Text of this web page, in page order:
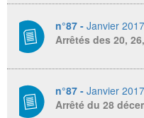
n°87 - Janvier 2017
Arrêtés des 20,
n°87 - Janvier 2017
Arrêté du 28